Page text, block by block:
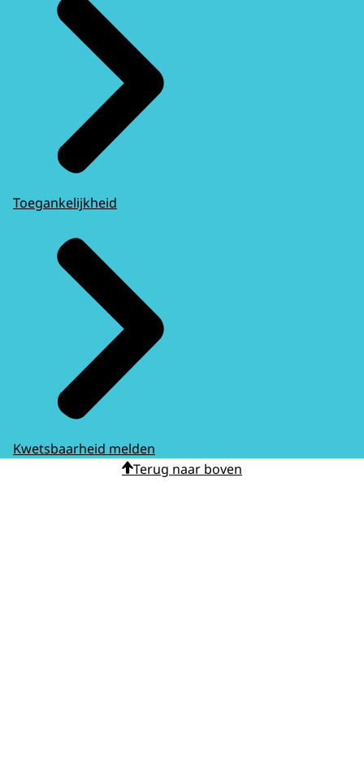
Toegankelijkheid
Kwetsbaarheid melden
Terug naar boven